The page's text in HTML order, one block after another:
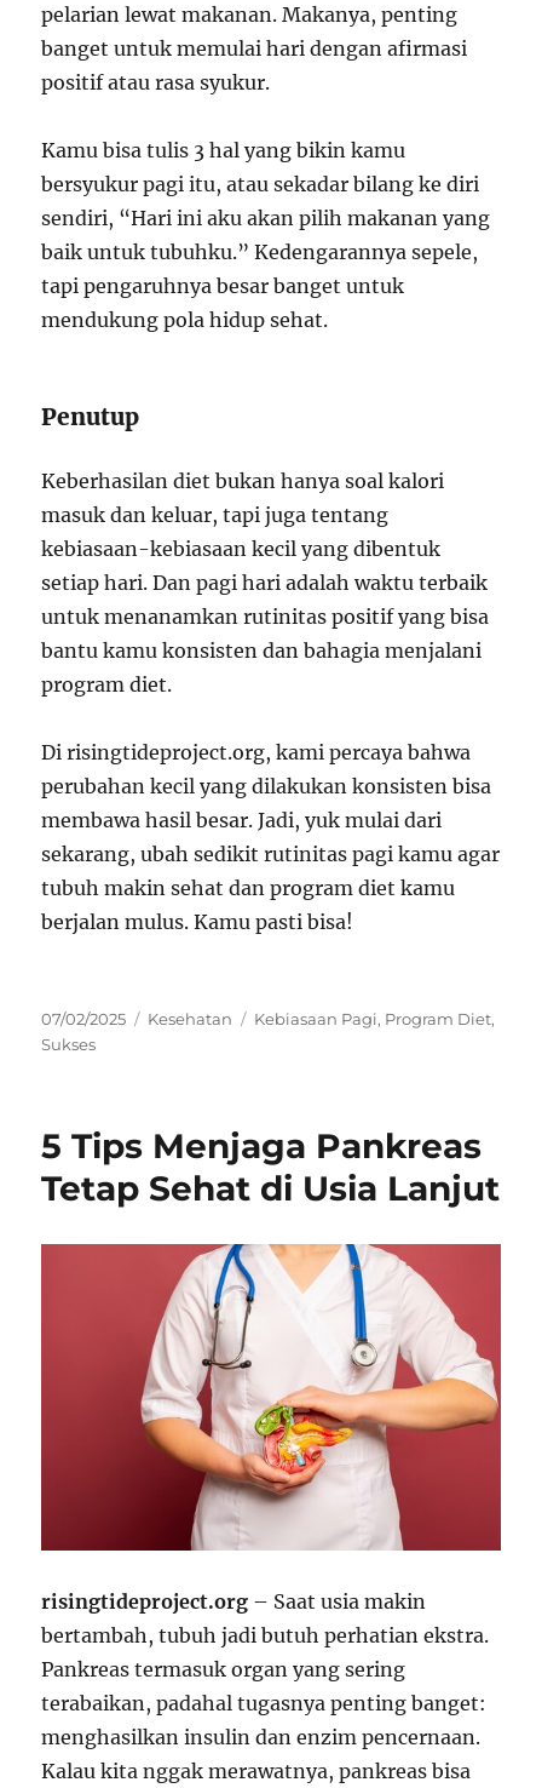
pelarian lewat makanan. Makanya, penting
banget untuk memulai hari dengan afirmasi
positif atau rasa syukur.
Kamu bisa tulis 3 hal yang bikin kamu
bersyukur pagi itu, atau sekadar bilang ke diri
sendiri, “Hari ini aku akan pilih makanan yang
baik untuk tubuhku.” Kedengarannya sepele,
tapi pengaruhnya besar banget untuk
mendukung pola hidup sehat.
Penutup
Keberhasilan diet bukan hanya soal kalori
masuk dan keluar, tapi juga tentang
kebiasaan-kebiasaan kecil yang dibentuk
setiap hari. Dan pagi hari adalah waktu terbaik
untuk menanamkan rutinitas positif yang bisa
bantu kamu konsisten dan bahagia menjalani
program diet.
Di risingtideproject.org, kami percaya bahwa
perubahan kecil yang dilakukan konsisten bisa
membawa hasil besar. Jadi, yuk mulai dari
sekarang, ubah sedikit rutinitas pagi kamu agar
tubuh makin sehat dan program diet kamu
berjalan mulus. Kamu pasti bisa!
Posted
on
07/02/2025 Categories
Kesehatan Tags
Kebiasaan Pagi, Program Diet,
Sukses
5 Tips Menjaga Pankreas
Tetap Sehat di Usia Lanjut
risingtideproject.org – Saat usia makin
bertambah, tubuh jadi butuh perhatian ekstra.
Pankreas termasuk organ yang sering
terabaikan, padahal tugasnya penting banget:
menghasilkan insulin dan enzim pencernaan.
Kalau kita nggak merawatnya, pankreas bisa